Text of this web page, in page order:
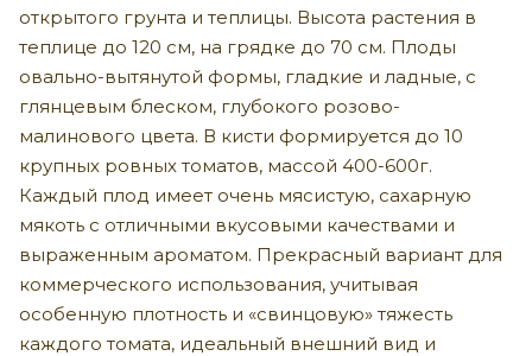
открытого грунта и теплицы. Высота растения в
теплице до 120 см, на грядке до 70 см. Плоды
овально-вытянутой формы, гладкие и ладные, с
глянцевым блеском, глубокого розово-
малинового цвета. В кисти формируется до 10
крупных ровных томатов, массой 400-600г.
Каждый плод имеет очень мясистую, сахарную
мякоть с отличными вкусовыми качествами и
выраженным ароматом. Прекрасный вариант для
коммерческого использования, учитывая
особенную плотность и «свинцовую» тяжесть
каждого томата, идеальный внешний вид и